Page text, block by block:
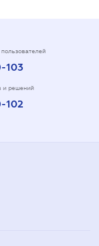
103
и решений
102